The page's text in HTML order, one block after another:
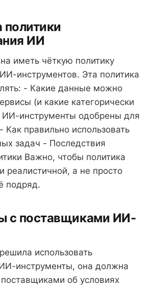
политики
ИИ
иметь чёткую политику
инструментов. Эта политика
- Какие данные можно
(и какие категорически
ИИ-инструменты одобрены для
Как правильно использовать
задач - Последствия
Важно, чтобы политика
реалистичной, а не просто
подряд.
с поставщиками ИИ-
использовать
инструменты, она должна
поставщиками об условиях